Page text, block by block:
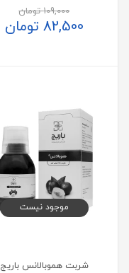
109,000تومان
82,500 تومان
موجود نیست
شربت هموبالانس باریج